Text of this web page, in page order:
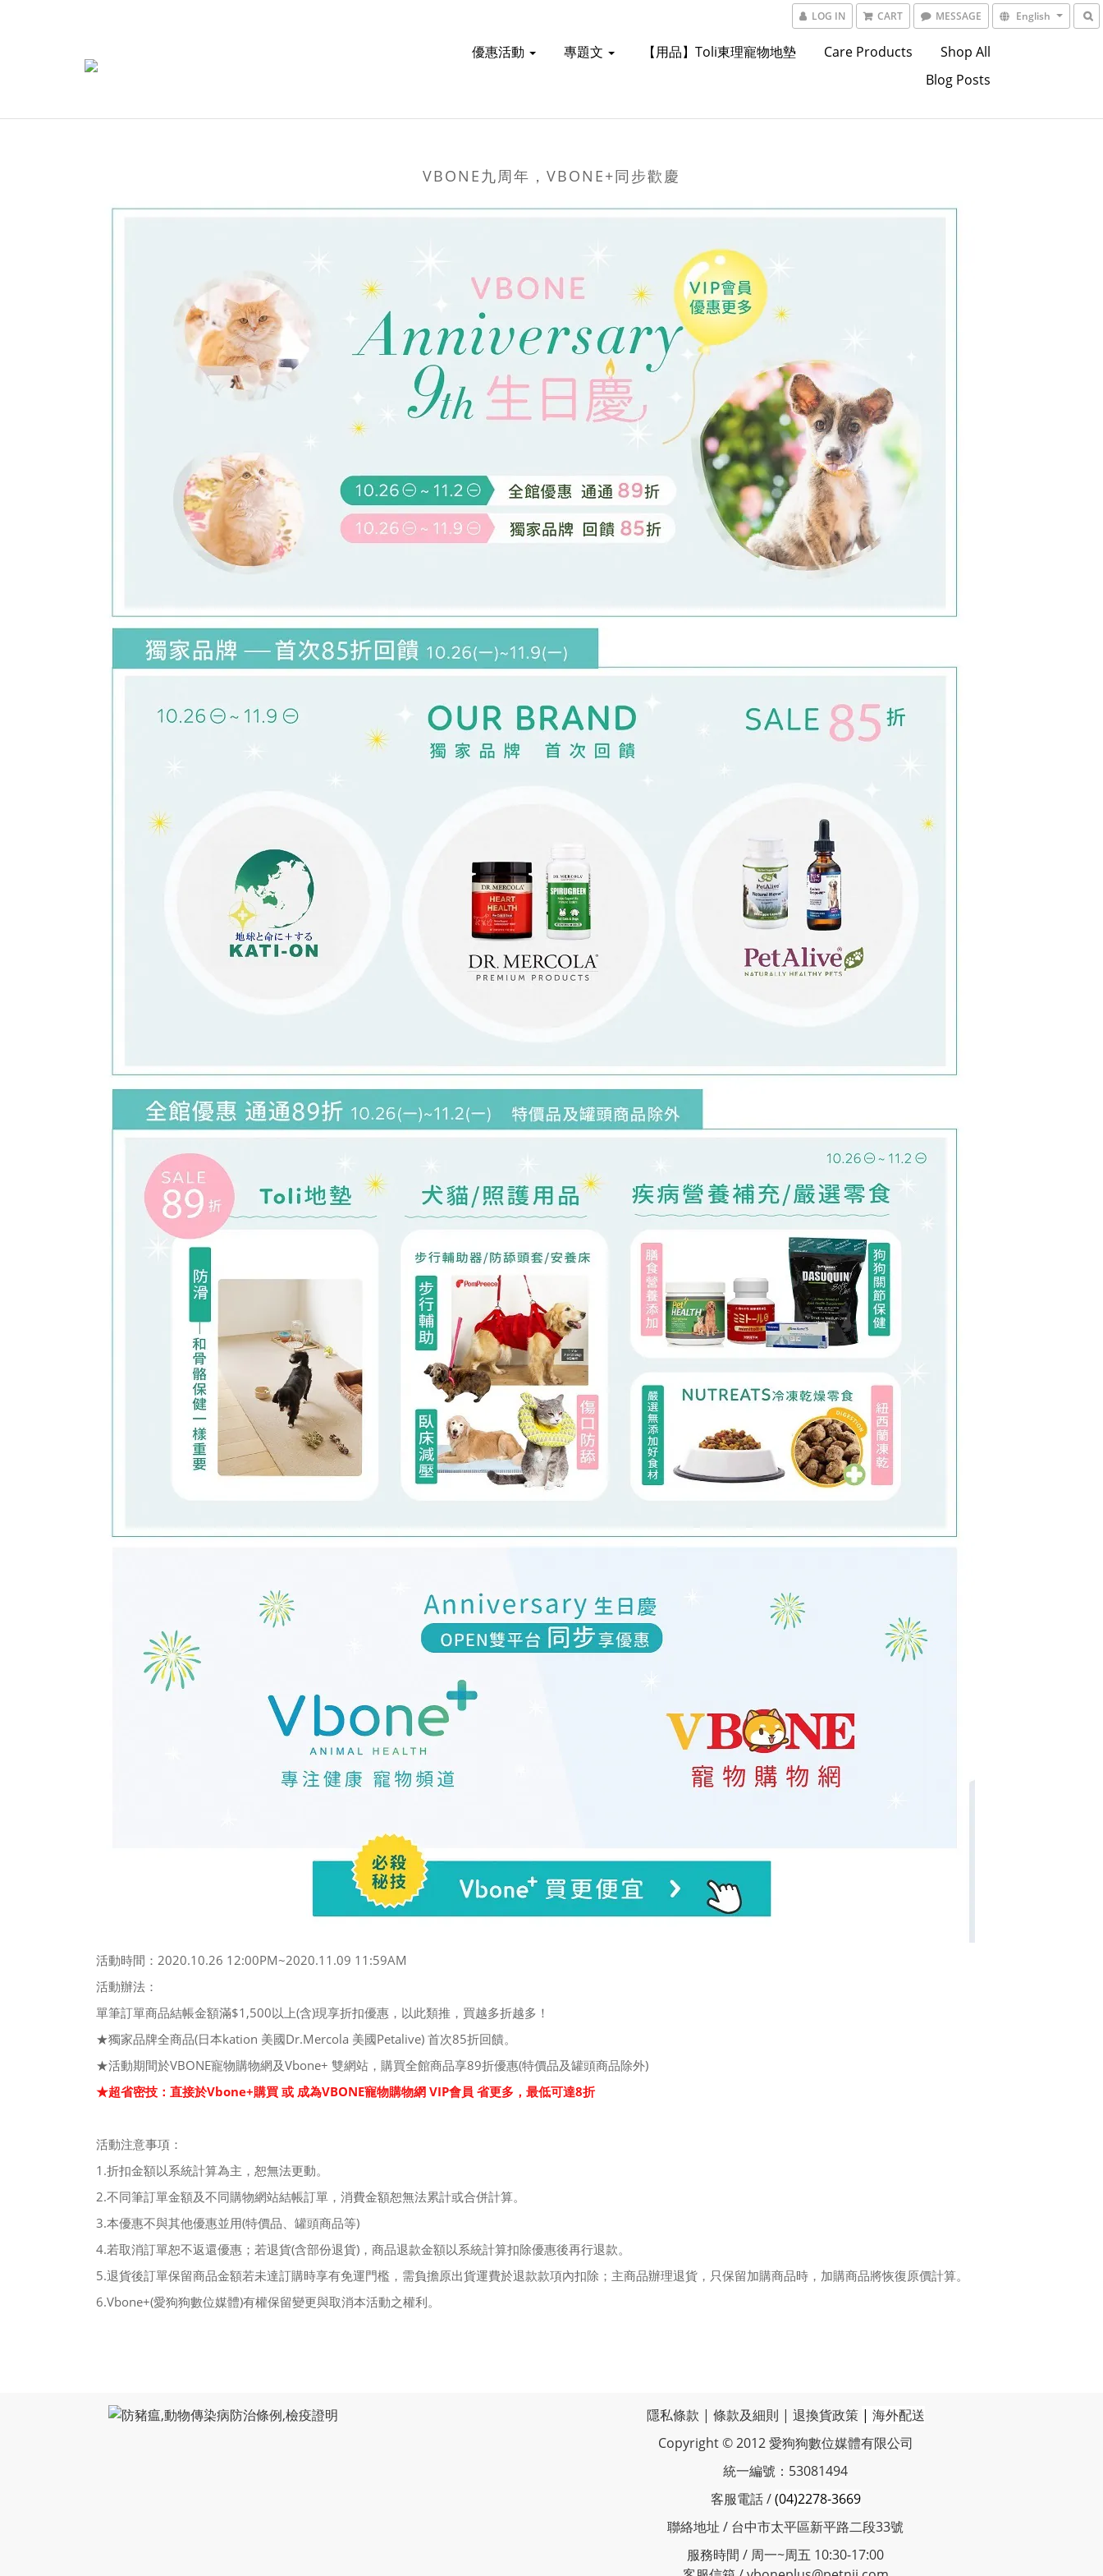
LOG IN CART MESSAGE English
優惠活動 專題文 【用品】Toli東理寵物地墊 Care Products
Shop All
Blog Posts
VBONE九周年，VBONE+同步歡慶
活動時間：2020.10.26 12:00PM~2020.11.09 11:59AM
活動辦法：
單筆訂單商品結帳金額滿$1,500以上(含)現享折扣優惠，以此類推，買越多折越多！
★獨家品牌全商品(日本kation 美國Dr.Mercola 美國Petalive) 首次85折回饋。
★活動期間於VBONE寵物購物網及Vbone+ 雙網站，購買全館商品享89折優惠(特價品及罐頭商品除外)
★超省密技：直接於Vbone+購買 或 成為VBONE寵物購物網 VIP會員 省更多，最低可達8折
活動注意事項：
1.折扣金額以系統計算為主，恕無法更動。
2.不同筆訂單金額及不同購物網站結帳訂單，消費金額恕無法累計或合併計算。
3.本優惠不與其他優惠並用(特價品、罐頭商品等)
4.若取消訂單恕不返還優惠；若退貨(含部份退貨)，商品退款金額以系統計算扣除優惠後再行退款。
5.退貨後訂單保留商品金額若未達訂購時享有免運門檻，需負擔原出貨運費於退款款項內扣除；主商品辦理退貨，只保留加購商品時，加購商品將恢復原價計算。
6.Vbone+(愛狗狗數位媒體)有權保留變更與取消本活動之權利。
隱私條款 | 條款及細則 | 退換貨政策 | 海外配送
Copyright © 2012 愛狗狗數位媒體有限公司
統一編號：53081494
客服電話 /(04)2278-3669
聯絡地址 / 台中市太平區新平路二段33號
服務時間 / 周一~周五 10:30-17:00